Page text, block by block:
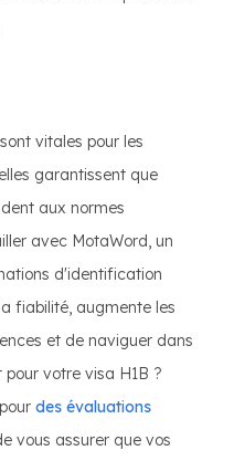
vitales pour les
garantissent que
aux normes
avec MotaWord, un
d'identification
fiabilité, augmente les
et de naviguer dans
pour votre visa H1B ?
des évaluations
vous assurer que vos